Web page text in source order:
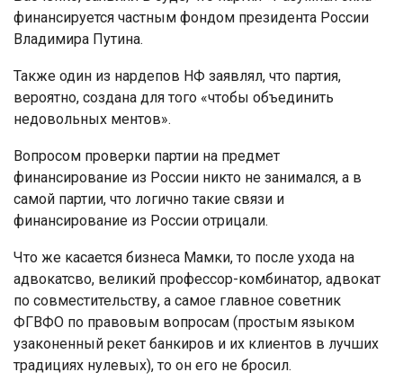
финансируется частным фондом президента России
Владимира Путина.
Также один из нардепов НФ заявлял, что партия,
вероятно, создана для того «чтобы объединить
недовольных ментов».
Вопросом проверки партии на предмет
финансирование из России никто не занимался, а в
самой партии, что логично такие связи и
финансирование из России отрицали.
Что же касается бизнеса Мамки, то после ухода на
адвокатсво, великий профессор-комбинатор, адвокат
по совместительству, а самое главное советник
ФГВФО по правовым вопросам (простым языком
узаконенный рекет банкиров и их клиентов в лучших
традициях нулевых), то он его не бросил.